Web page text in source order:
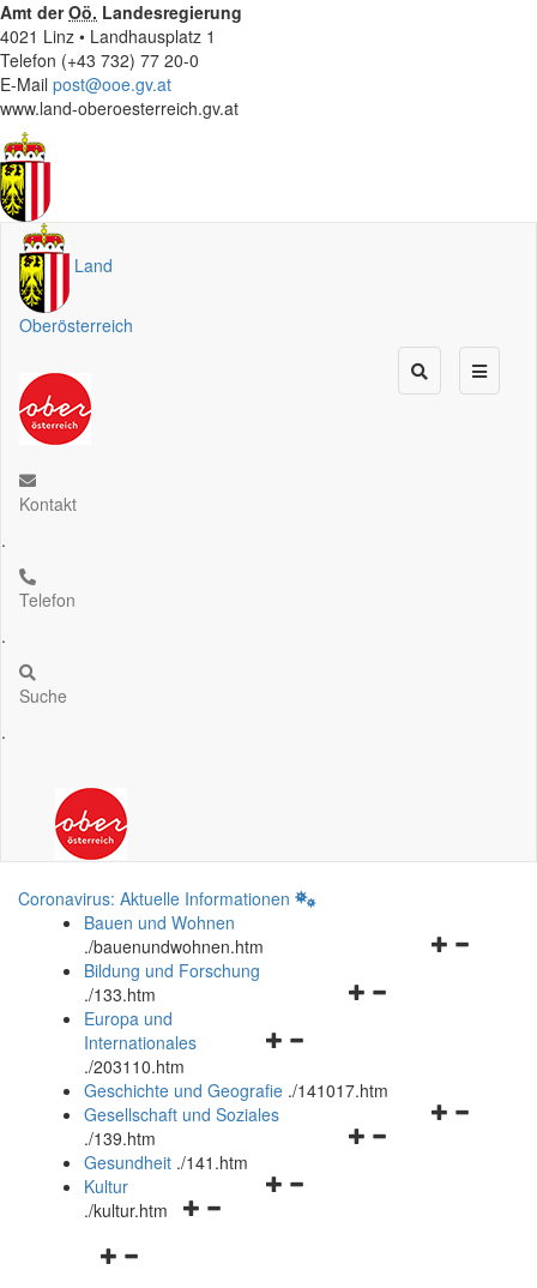
Amt derOö. Landesregierung
4021 Linz • Landhausplatz 1
Telefon (+43 732) 77 20-0
E-Mail post@ooe.gv.at
www.land-oberoesterreich.gv.at
Land
Oberösterreich
Kontakt
.
Telefon
.
Suche
.
Coronavirus: Aktuelle Informationen
Bauen und Wohnen
./bauenundwohnen.htm
Navigationsmenü
Bildung und Forschung
./133.htm
Navigationsmenü
und
schließen
Europa und
Internationales
./203110.htm
Geschichte und Geografie ./141017.htm
Navigationsmenü
Gesellschaft und Soziales
./139.htm
Navigationsmenü
Gesundheit ./141.htm
Navigationsmenü
Kultur
./kultur.htm
Navigationsmenü